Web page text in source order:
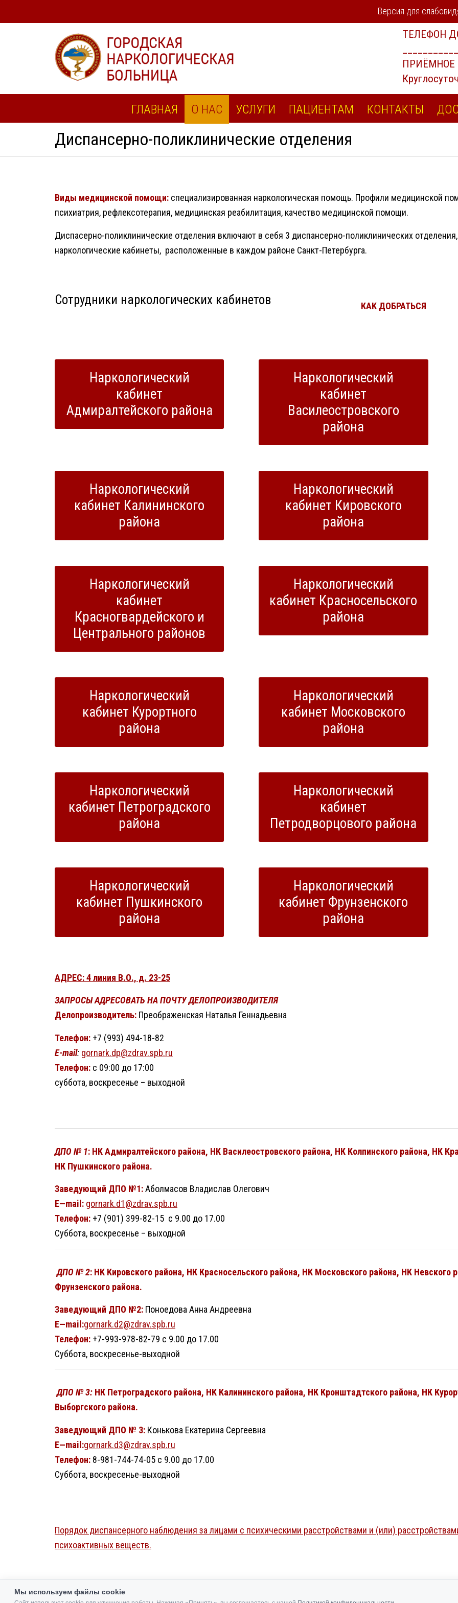
Версия для
ГЛАВНАЯ О НАС УСЛУГИ ПАЦИЕНТАМ КОНТАКТЫ
Диспансерно-поликлинические отделения
Виды медицинской помощи: специализированная наркологическая помощь. Профили медицинской
психиатрия, рефлексотерапия, медицинская реабилитация, качество медицинской помощи.
Диспасерно-поликлинические отделения включают в себя 3 диспансерно-поликлинических
наркологические кабинеты, расположенные в каждом районе Санкт-Петербурга.
Сотрудники наркологических кабинетов КАК ДОБРАТЬСЯ
Наркологический
кабинет
Адмиралтейского района
Наркологический
кабинет
Василеостровского
района
Наркологический
кабинет Калининского
района
Наркологический
кабинет Кировского
района
Наркологический
кабинет
Красногвардейского и
Центрального районов
Наркологический
кабинет Красносельского
района
Наркологический
кабинет Курортного
района
Наркологический
кабинет Московского
района
Наркологический
кабинет Петроградского
района
Наркологический
кабинет
Петродворцового района
Наркологический
кабинет Пушкинского
района
Наркологический
кабинет Фрунзенского
района
АДРЕС: 4 линия В.О., д. 23-25
ЗАПРОСЫ АДРЕСОВАТЬ НА ПОЧТУ ДЕЛОПРОИЗВОДИТЕЛЯ
Делопроизводитель: Преображенская Наталья Геннадьевна
Телефон: +7 (993) 494-18-82
E-mail: gornark.dp@zdrav.spb.ru
Телефон: с 09:00 до 17:00
суббота, воскресенье – выходной
ДПО № 1: НК Адмиралтейского района, НК Василеостровского района, НК Колпинского района, НК
НК Пушкинского района.
Заведующий ДПО №1:Аболмасов Владислав Олегович
E—mail : gornark.d1@zdrav.spb.ru
Телефон: +7 (901) 399-82-15 с 9.00 до 17.00
Суббота, воскресенье – выходной
ДПО № 2: НК Кировского района, НК Красносельского района, НК Московского района, НК Невского
Фрунзенского района.
Заведующий ДПО №2: Поноедова Анна Андреевна
E—mail :gornark.d2@zdrav.spb.ru
Телефон: +7-993-978-82-79 с 9.00 до 17.00
Суббота, воскресенье-выходной
ДПО № 3: НК Петроградского района, НК Калининского района, НК Кронштадтского района, НК
Выборгского района.
Заведующий ДПО № 3: Конькова Екатерина Сергеевна
E—mail:gornark.d3@zdrav.spb.ru
Телефон: 8-981-744-74-05 с 9.00 до 17.00
Суббота, воскресенье-выходной
Порядок диспансерного наблюдения за лицами с психическими расстройствами и (или)
психоактивных веществ.
Политика конфиденциальности
Мы используем файлы cookie